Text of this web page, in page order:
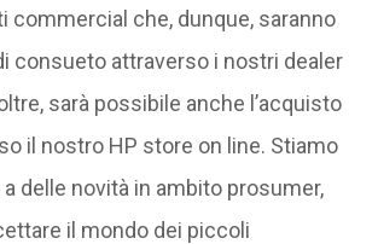
commercial che, dunque, saranno
consueto attraverso i nostri dealer
sarà possibile anche l’acquisto
il nostro HP store on line. Stiamo
delle novità in ambito prosumer,
il mondo dei piccoli